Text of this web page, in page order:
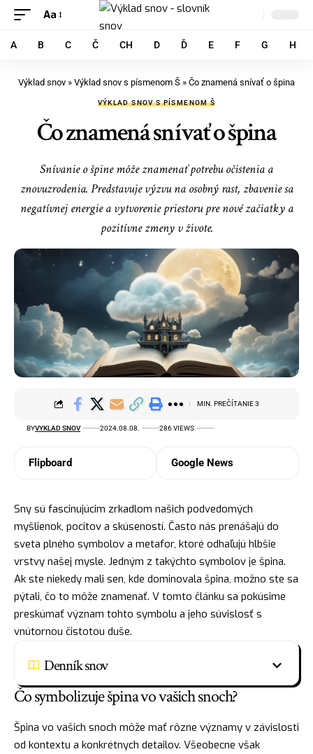
Aa
A B C Č CH D Ď E F G H
Výklad snov » Výklad snov s písmenom Š » Čo znamená snívať o špina
VÝKLAD SNOV S PÍSMENOM Š
Čo znamená snívať o špina
Snívanie o špine môže znamenať potrebu očistenia a
znovuzrodenia. Predstavuje výzvu na osobný rast, zbavenie sa
negatívnej energie a vytvorenie priestoru pre nové začiatky a
pozitívne zmeny v živote.
BYVYKLAD SNOV 2024.08.08. 286 VIEWS
MIN. PREČÍTANIE 3
Flipboard Google News
Sny sú fascinujúcim zrkadlom našich podvedomých
myšlienok, pocitov a skúseností. Často nás prenášajú do
sveta plného symbolov a metafor, ktoré odhaľujú hlbšie
vrstvy našej mysle. Jedným z takýchto symbolov je špina.
Ak ste niekedy mali sen, kde dominovala špina, možno ste sa
pýtali, čo to môže znamenať. V tomto článku sa pokúsime
preskúmať význam tohto symbolu a jeho súvislosť s
vnútornou čistotou duše.
Denník snov
Čo symbolizuje špina vo vašich snoch?
Špina vo vašich snoch môže mať rôzne významy v závislosti
od kontextu a konkrétnych detailov. Všeobecne však